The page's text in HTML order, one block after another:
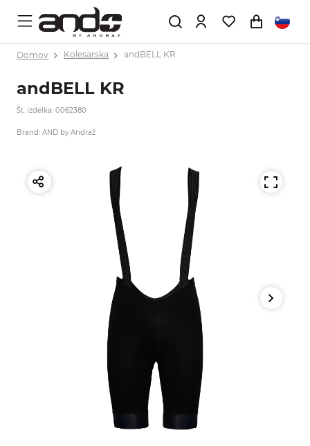
Domov Kolesarska andBELL KR
andBELL KR
Št. izdelka: 0062380
Brand: AND by Andraž